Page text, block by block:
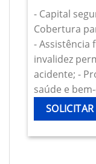
- Capital
Cobertura
- Assistência
invalidez
acidente; -
saúde e